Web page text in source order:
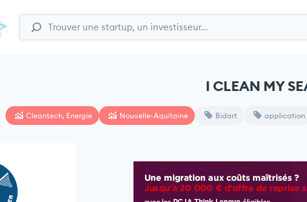
I CLEAN MY
Cleantech, Energie Nouvelle-Aquitaine Bidart application